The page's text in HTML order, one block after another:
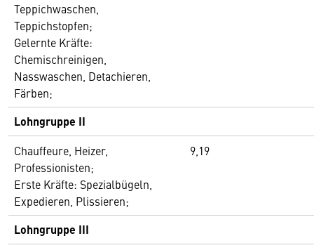
Teppichwaschen,
Teppichstopfen;
Gelernte Kräfte:
Chemischreinigen,
Nasswaschen, Detachieren,
Färben;
Lohngruppe II
Chauffeure, Heizer,
Professionisten;
Erste Kräfte: Spezialbügeln,
Expedieren, Plissieren;
9,19
Lohngruppe III